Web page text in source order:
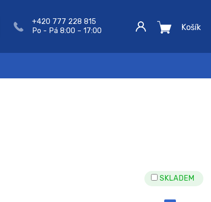
+420 777 228 815
Po - Pá 8:00 – 17:00
Košík
SKLADEM